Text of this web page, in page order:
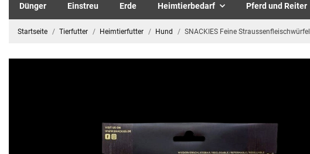
Dünger Einstreu Erde Heimtierbedarf Pferd und Reiter
Startseite Tierfutter Heimtierfutter Hund SNACKIES Feine Straussenfleischwürfel